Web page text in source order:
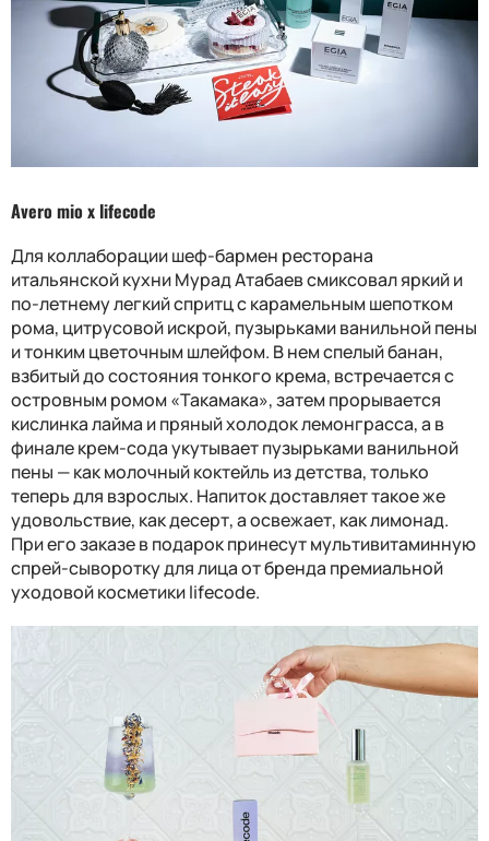
Avero mio x lifecode
Для коллаборации шеф-бармен ресторана
итальянской кухни Мурад Атабаев смиксовал яркий и
по-летнему легкий спритц с карамельным шепотком
рома, цитрусовой искрой, пузырьками ванильной пены
и тонким цветочным шлейфом. В нем спелый банан,
взбитый до состояния тонкого крема, встречается с
островным ромом «Такамака», затем прорывается
кислинка лайма и пряный холодок лемонграсса, а в
финале крем-сода укутывает пузырьками ванильной
пены — как молочный коктейль из детства, только
теперь для взрослых. Напиток доставляет такое же
удовольствие, как десерт, а освежает, как лимонад.
При его заказе в подарок принесут мультивитаминную
спрей-сыворотку для лица от бренда премиальной
уходовой косметикиlifecode.